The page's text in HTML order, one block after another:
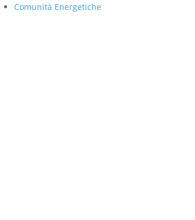
Comunità Energetiche